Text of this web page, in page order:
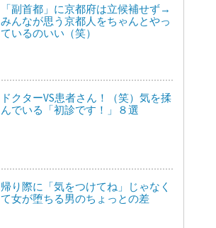
「副首都」に京都府は立候補せず→
みんなが思う京都人をちゃんとやっ
ているのいい（笑）
ドクターVS患者さん！（笑）気を揉
んでいる「初診です！」８選
帰り際に「気をつけてね」じゃなく
て女が堕ちる男のちょっとの差